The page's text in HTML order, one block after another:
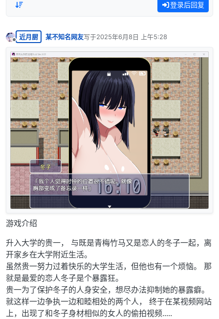
登录后回复
离线
近月厨 某不知名网友写于2025年6月8日 上午5:28
最后由 编辑
游戏介绍
升入大学的贵一， 与既是青梅竹马又是恋人的冬子一起，离
开家乡在大学附近生活。
虽然贵一努力过着快乐的大学生活，但他也有一个烦恼。 那
就是最爱的恋人冬子是个暴露狂。
贵一为了保护冬子的人身安全，想尽办法抑制她的暴露癖。
就这样一边争执一边和睦相处的两个人， 终于在某视频网站
上，出现了和冬子身材相似的女人的偷拍视频.....